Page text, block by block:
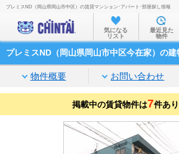
お部屋を探す
沿線・駅から
住所から
家賃相場から
通勤通学時間
物件特集から
不動産会社か
プレミスND（岡山県岡山市中区）の賃貸マンション･アパート･部屋探し情報
気になる
リスト
最近見た
物件
プレミスND（岡山県岡山市中区今在家）の建
物件概要 お問い合わせ
掲載中の賃貸物件は7件あ